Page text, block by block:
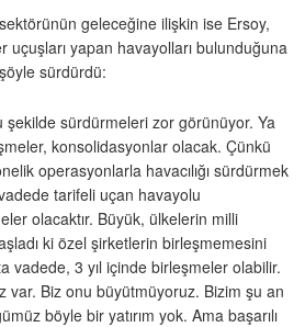
sektörünün geleceğine ilişkin ise Ersoy,
yapan havayolları bulunduğuna
sürdürdü:
şekilde sürdürmeleri zor görünüyor. Ya
konsolidasyonlar olacak. Çünkü
operasyonlarla havacılığı sürdürmek
tarifeli uçan havayolu
olacaktır. Büyük, ülkelerin milli
ki özel şirketlerin birleşmemesini
vadede, 3 yıl içinde birleşmeler olabilir.
var. Biz onu büyütmüyoruz. Bizim şu an
böyle bir yatırım yok. Ama başarılı